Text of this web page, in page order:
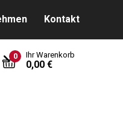
Kontakt
0 Ihr Warenkorb
0,00 €